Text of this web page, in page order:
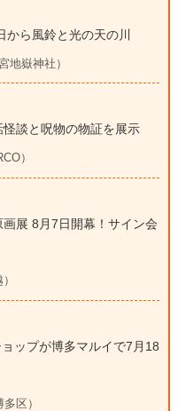
ら風鈴と光の天の川
地嶽神社）
談と呪物の物証を展示
）
展 8月7日開幕！サイン会
ップが博多マルイで7月18
区）